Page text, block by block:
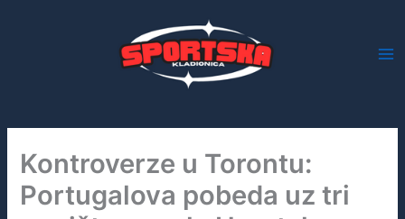
Kontroverze u Torontu:
Portugalova pobeda uz tri